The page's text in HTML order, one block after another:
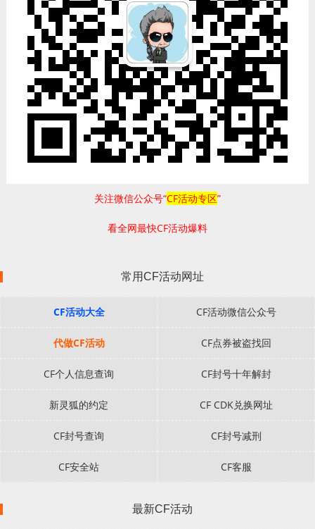
关注微信公众号“CF活动专区”
看全网最快CF活动爆料
常用CF活动网址
CF活动大全 CF活动微信公众号
代做CF活动 CF点券被盗找回
CF个人信息查询 CF封号十年解封
新灵狐的约定 CF CDK兑换网址
CF封号查询 CF封号减刑
CF安全站 CF客服
最新CF活动